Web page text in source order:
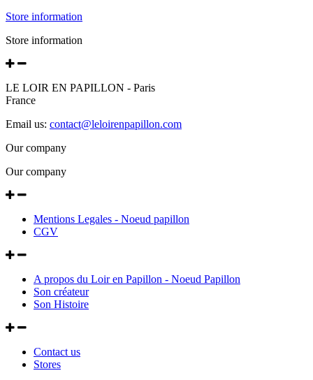
Store information
Store information
LE LOIR EN PAPILLON - Paris
France
Email us: contact@leloirenpapillon.com
Our company
Our company
Mentions Legales - Noeud papillon
CGV
A propos du Loir en Papillon - Noeud Papillon
Son créateur
Son Histoire
Contact us
Stores